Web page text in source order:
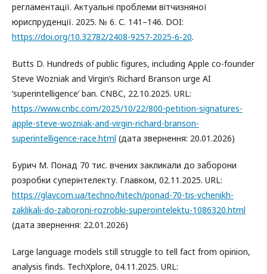
регламентації. Актуальні проблеми вітчизняної
юриспруденції. 2025. № 6. С. 141–146. DOI:
https://doi.org/10.32782/2408-9257-2025-6-20.
Butts D. Hundreds of public figures, including Apple co-founder
Steve Wozniak and Virgin’s Richard Branson urge AI
‘superintelligence’ ban. CNBC, 22.10.2025. URL:
https://www.cnbc.com/2025/10/22/800-petition-signatures-
apple-steve-wozniak-and-virgin-richard-branson-
superintelligence-race.html (дата звернення: 20.01.2026)
Бурич М. Понад 70 тис. вчених закликали до заборони
розробки суперінтелекту. Главком, 02.11.2025. URL:
https://glavcom.ua/techno/hitech/ponad-70-tis-vchenikh-
zaklikali-do-zaboroni-rozrobki-superointelektu-1086320.html
(дата звернення: 22.01.2026)
Large language models still struggle to tell fact from opinion,
analysis finds. TechXplore, 04.11.2025. URL: